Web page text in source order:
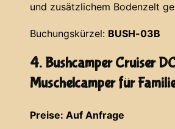
und zusätzlichem Bodenzelt
Buchungskürzel: BUSH-03B
4. Bushcamper Cruiser
Muschelcamper für
Preise: Auf Anfrage